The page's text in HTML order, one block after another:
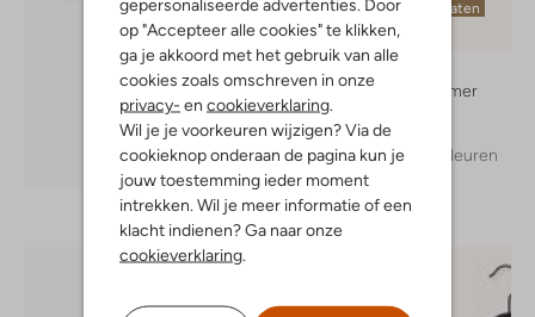
op "Accepteer alle cookies" te klikken,
ga je akkoord met het gebruik van alle
cookies zoals omschreven in onze
privacy- en cookieverklaring
Wil je je voorkeuren wijzigen? Via de
cookieknop onderaan de pagina kun je
jouw toestemming ieder moment
intrekken. Wil je meer informatie of een
klacht indienen? Ga naar onze
cookieverklaring
Ontdek de look
Laatste maten
Bodywarmer
+ meer kleuren